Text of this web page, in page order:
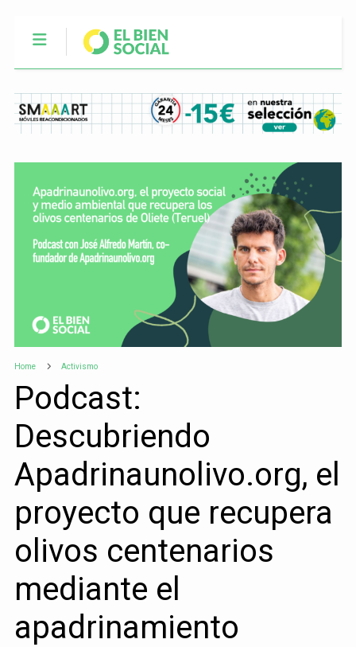
Home Activismo
Podcast:
Descubriendo
Apadrinaunolivo.org, el
proyecto que recupera
olivos centenarios
mediante el
apadrinamiento